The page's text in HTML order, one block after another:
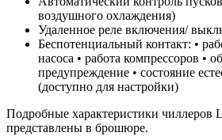
воздушного охлаждения)
Удаленное реле включения/
Беспотенциальный контакт: •
насоса • работа компрессоров •
предупреждение • состояние
(доступно для настройки)
Подробные характеристики чиллеров
представлены в брошюре.